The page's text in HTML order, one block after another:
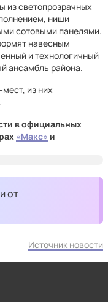
из светопрозрачных
ниши
сотовыми панелями.
навесным
и технологичный
ансамбль района.
из них
в официальных
«Макс» и
от
Источник новости